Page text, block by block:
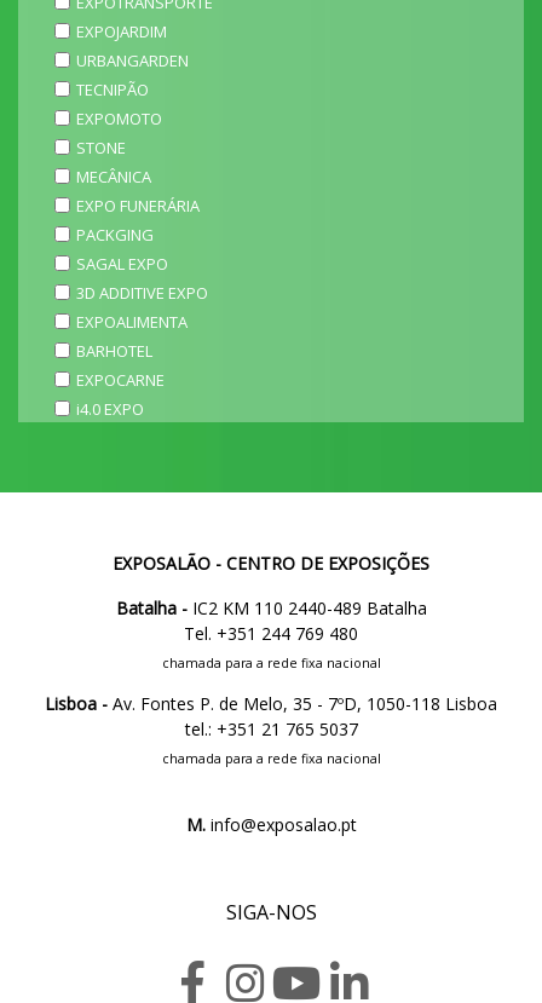
EXPOJARDIM
URBANGARDEN
TECNIPÃO
EXPOMOTO
STONE
MECÂNICA
EXPO FUNERÁRIA
PACKGING
SAGAL EXPO
3D ADDITIVE EXPO
EXPOALIMENTA
BARHOTEL
EXPOCARNE
i4.0 EXPO
EXPOSALÃO - CENTRO DE EXPOSIÇÕES
Batalha -IC2 KM 110 2440-489 Batalha
Tel. +351 244 769 480
chamada para a rede fixa nacional
Lisboa - Av. Fontes P. de Melo, 35 - 7ºD, 1050-118 Lisboa
tel.: +351 21 765 5037
chamada para a rede fixa nacional
M.info@exposalao.pt
SIGA-NOS